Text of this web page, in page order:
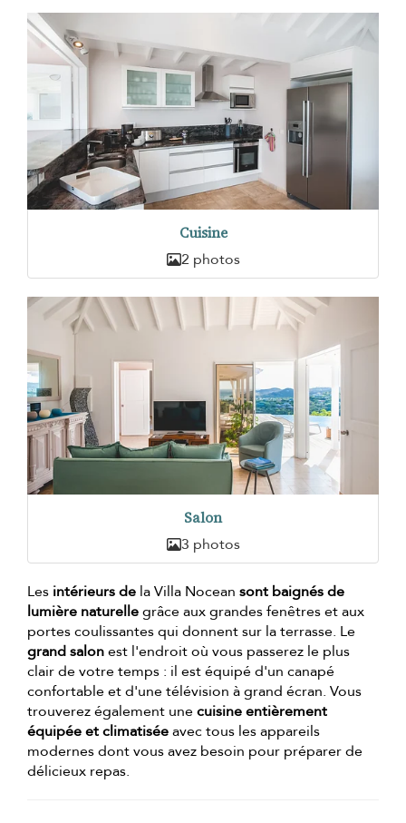
Cuisine
2 photos
Salon
3 photos
Les intérieurs de la Villa Nocean sont baignés de
lumière naturellegrâce aux grandes fenêtres et aux
portes coulissantes qui donnent sur la terrasse. Le
grand salonest l'endroit où vous passerez le plus
clair de votre temps : il est équipé d'un canapé
confortable et d'une télévision à grand écran. Vous
trouverez également unecuisine entièrement
équipée et climatiséeavec tous les appareils
modernes dont vous avez besoin pour préparer de
délicieux repas.